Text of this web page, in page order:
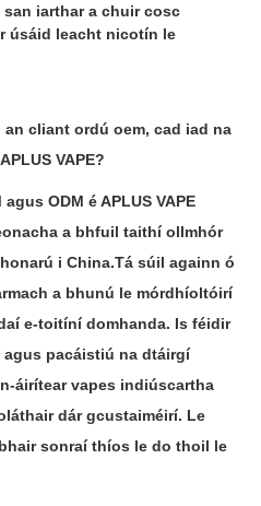
iarthar a chuir cosc
úsáid leacht nicotín le
cliant ordú oem, cad iad na
VAPE?
ODM é APLUS VAPE
a bhfuil taithí ollmhór
i China.Tá súil againn ó
a bhunú le mórdhíoltóirí
e-toitíní domhanda. Is féidir
agus pacáistiú na dtáirgí
áirítear vapes indiúscartha
dár gcustaiméirí. Le
sonraí thíos le do thoil le